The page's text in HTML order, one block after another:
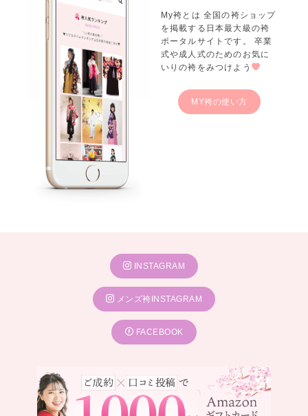
My袴とは 全国の袴ショップ
を掲載する日本最大級の袴
ポータルサイトです。 卒業
式や成人式のためのお気に
いりの袴をみつけよう
MY袴の使い方
INSTAGRAM
メンズ袴INSTAGRAM
FACEBOOK